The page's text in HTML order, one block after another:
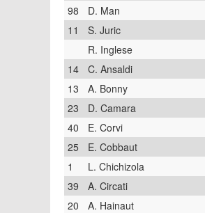
98 D. Man
11
S. Juric
R. Inglese
14 C. Ansaldi
13
A. Bonny
23
D. Camara
40
E. Corvi
25
E. Cobbaut
1
L. Chichizola
39
A. Circati
20
A. Hainaut